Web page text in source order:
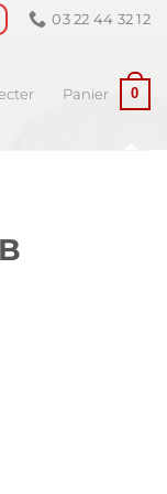
03 22 44 32 12
Panier 0